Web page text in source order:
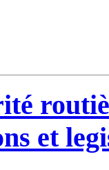
et